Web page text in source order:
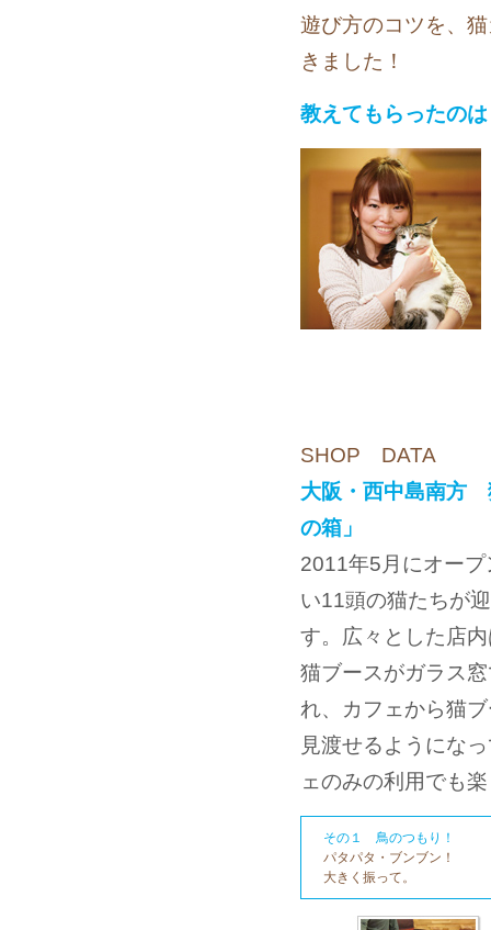
遊び方のコツを、
きました！
教えてもらったのは
SHOP DATA
大阪・西中島南方
の箱」
2011年5月にオー
い11頭の猫たちが
す。広々とした店
猫ブースがガラス
れ、カフェから猫
見渡せるようにな
ェのみの利用でも
その１ 鳥のつもり！
パタパタ・ブンブン！
大きく振って。